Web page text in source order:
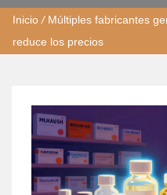
Inicio / Múltiples fabricantes
reduce los precios